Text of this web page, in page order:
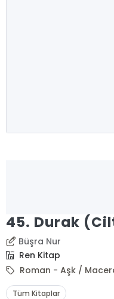
45. Durak
Büşra Nur
Ren Kitap
Roman - Aşk /
Tüm Kitaplar